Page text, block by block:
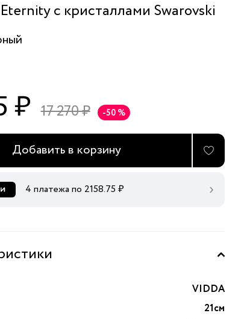
с кристаллами Swarovski
₽ 17 270 ₽ -50 %
Добавить в корзину
4 платежа по 2158.75 ₽
VIDDA
21см